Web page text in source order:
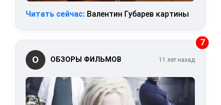
Читать сейчас: Валентин Губарев картины
7
О ОБЗОРЫ ФИЛЬМОВ 11 лет назад